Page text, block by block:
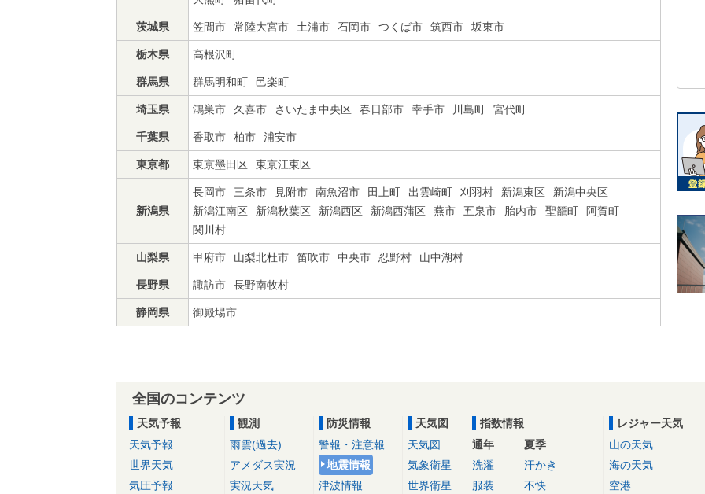
茨城県 笠間市 常陸大宮市 土浦市 石岡市 つくば市 筑西市 坂東市
栃木県 高根沢町
群馬県 群馬明和町 邑楽町
埼玉県 鴻巣市 久喜市 さいたま中央区 春日部市 幸手市 川島町 宮代町
千葉県 香取市 柏市 浦安市
東京都 東京墨田区 東京江東区
新潟県
長岡市 三条市 見附市 南魚沼市 田上町 出雲崎町 刈羽村 新潟東区
新潟中央区
新潟江南区
新潟秋葉区 新潟西区 新潟西蒲区 燕市 五泉市 胎内市 聖籠町
阿賀町
関川村
山梨県 甲府市 山梨北杜市 笛吹市 中央市 忍野村 山中湖村
長野県 諏訪市 長野南牧村
静岡県 御殿場市
全国のコンテンツ
天気予報
天気予報
世界天気
気圧予報
観測
雨雲(過去)
アメダス実況
実況天気
防災情報
警報・注意報
地震情報
津波情報
天気図
天気図
気象衛星
世界衛星
指数情報
通年
洗濯
服装
夏季
汗かき
不快
レジャー天気
山の天気
海の天気
空港